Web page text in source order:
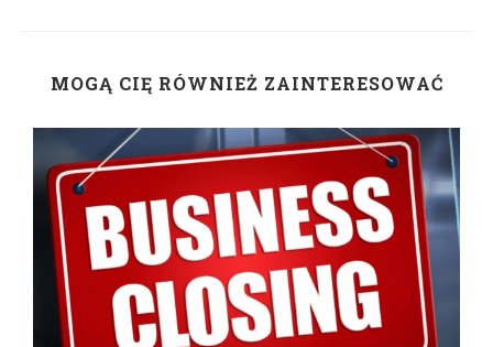
MOGĄ CIĘ RÓWNIEŻ ZAINTERESOWAĆ